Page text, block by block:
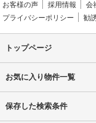
お客様の声
採用情報 会
プライバシーポリシー
勧
トップページ
お気に入り物件一覧
保存した検索条件